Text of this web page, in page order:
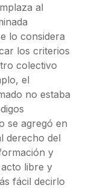
al
lo considera
los criterios
colectivo
el
no estaba
se agregó en
derecho del
y
libre y
fácil decirlo